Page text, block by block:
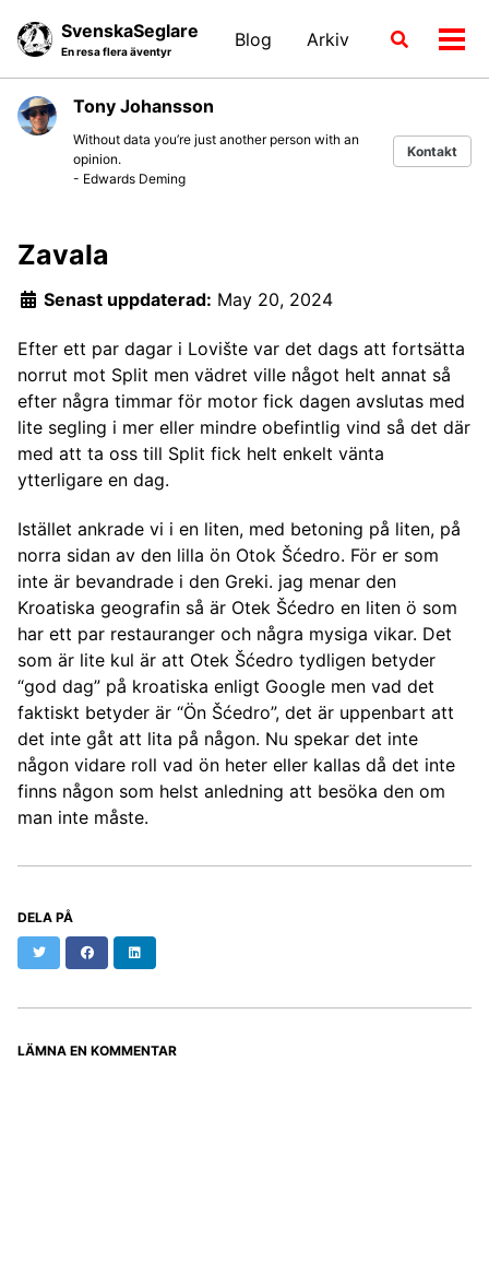
navigation
SvenskaSeglare
En resa flera äventyr
Blog Arkiv
Växla
Tony Johansson
Without data you’re just another person with an
opinion.
- Edwards Deming
Kontakt
Zavala
Senast uppdaterad: May 20, 2024
Efter ett par dagar i Lovište var det dags att fortsätta
norrut mot Split men vädret ville något helt annat så
efter några timmar för motor fick dagen avslutas med
lite segling i mer eller mindre obefintlig vind så det där
med att ta oss till Split fick helt enkelt vänta
ytterligare en dag.
Istället ankrade vi i en liten, med betoning på liten, på
norra sidan av den lilla ön Otok Šćedro. För er som
inte är bevandrade i den Greki. jag menar den
Kroatiska geografin så är Otek Šćedro en liten ö som
har ett par restauranger och några mysiga vikar. Det
som är lite kul är att Otek Šćedro tydligen betyder
“god dag” på kroatiska enligt Google men vad det
faktiskt betyder är “Ön Šćedro”, det är uppenbart att
det inte gåt att lita på någon. Nu spekar det inte
någon vidare roll vad ön heter eller kallas då det inte
finns någon som helst anledning att besöka den om
man inte måste.
DELA PÅ
Twitter Facebook
LÄMNA EN KOMMENTAR